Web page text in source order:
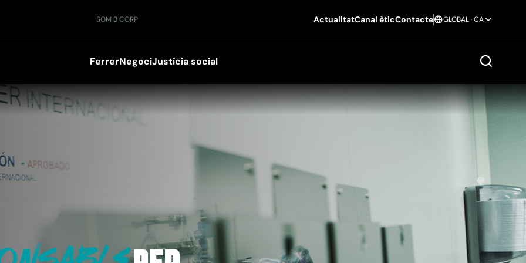
SOM B CORP ActualitatCanal èticContacte GLOBAL · CA
FerrerNegociJustícia social